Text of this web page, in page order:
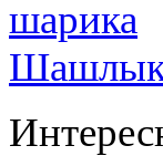
Шашлык